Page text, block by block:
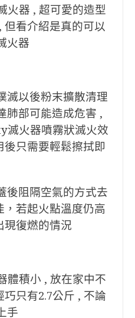
火器 , 超可愛的造型
但看介紹是真的可以
火器
滅以後粉末擴散清理
肺部可能造成危害 ,
火器噴霧狀滅火效
後只需要輕鬆擦拭即
後阻隔空氣的方式去
，若起火點溫度仍高
現復燃的情況
積小 , 放在家中不
巧只有2.7公斤 , 不論
手